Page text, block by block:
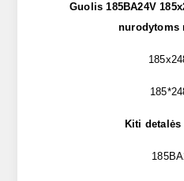
Guolis 185BA24V
nurodytoms
Kiti